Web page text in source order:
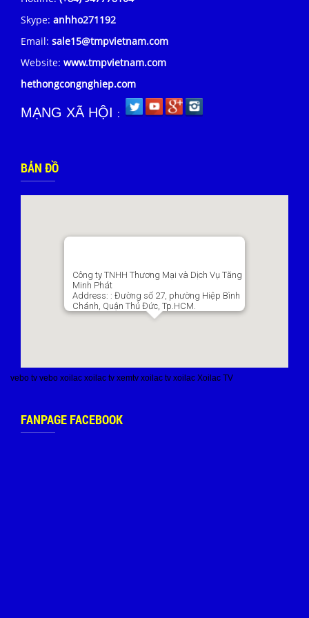
Skype: anhho271192
Email: sale15@tmpvietnam.com
Website: www.tmpvietnam.com
hethongcongnghiep.com
MẠNG XÃ HỘI :
BẢN ĐỒ
Công ty TNHH Thương Mại và Dịch Vụ Tăng
Minh Phát
Address: : Đường số 27, phường Hiệp Bình
Chánh, Quận Thủ Đức, Tp.HCM.
vebo tv vebo xoilac xoilac tv xemtv xoilac tv xoilac Xoilac TV
FANPAGE FACEBOOK